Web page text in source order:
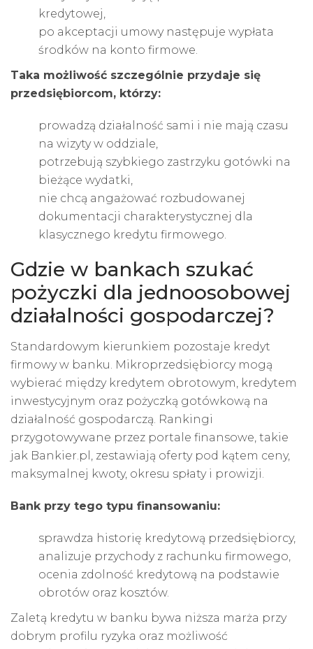
kredytowej,
po akceptacji umowy następuje wypłata
środków na konto firmowe.
Taka możliwość szczególnie przydaje się
przedsiębiorcom, którzy:
prowadzą działalność sami i nie mają czasu
na wizyty w oddziale,
potrzebują szybkiego zastrzyku gotówki na
bieżące wydatki,
nie chcą angażować rozbudowanej
dokumentacji charakterystycznej dla
klasycznego kredytu firmowego.
Gdzie w bankach szukać
pożyczki dla jednoosobowej
działalności gospodarczej?
Standardowym kierunkiem pozostaje kredyt
firmowy w banku. Mikroprzedsiębiorcy mogą
wybierać między kredytem obrotowym, kredytem
inwestycyjnym oraz pożyczką gotówkową na
działalność gospodarczą. Rankingi
przygotowywane przez portale finansowe, takie
jak Bankier.pl, zestawiają oferty pod kątem ceny,
maksymalnej kwoty, okresu spłaty i prowizji.
Bank przy tego typu finansowaniu:
sprawdza historię kredytową przedsiębiorcy,
analizuje przychody z rachunku firmowego,
ocenia zdolność kredytową na podstawie
obrotów oraz kosztów.
Zaletą kredytu w banku bywa niższa marża przy
dobrym profilu ryzyka oraz możliwość